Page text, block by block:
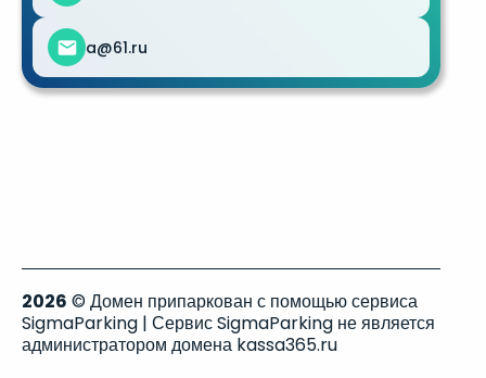
a@61.ru
2026 © Домен припаркован с помощью сервиса
SigmaParking | Сервис SigmaParking не является
администратором домена kassa365.ru